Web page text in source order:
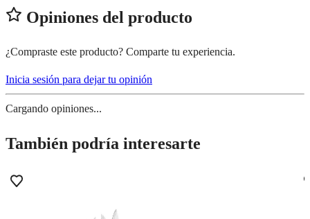
Opiniones del producto
¿Compraste este producto? Comparte tu experiencia.
Inicia sesión para dejar tu opinión
Cargando opiniones...
También podría interesarte